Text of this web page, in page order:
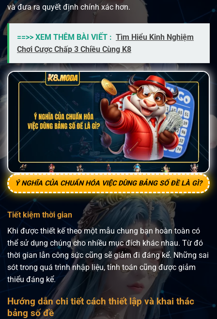
và đưa ra quyết định chính xác hơn.
==>> XEM THÊM BÀI VIẾT : Tìm Hiểu Kinh Nghiệm
Chơi Cược Chấp 3 Chiều Cùng K8
Ý NGHĨA CỦA CHUẨN HÓA VIỆC DÙNG BẢNG SỐ ĐỀ LÀ GÌ?
Tiết kiệm thời gian
Khi được thiết kế theo một mẫu chung bạn hoàn toàn có
thể sử dụng chúng cho nhiều mục đích khác nhau. Từ đó
thời gian lẫn công sức cũng sẽ giảm đi đáng kể. Những sai
sót trong quá trình nhập liệu, tính toán cũng được giảm
thiểu đáng kể.
Hướng dẫn chi tiết cách thiết lập và khai thác
bảng số đề